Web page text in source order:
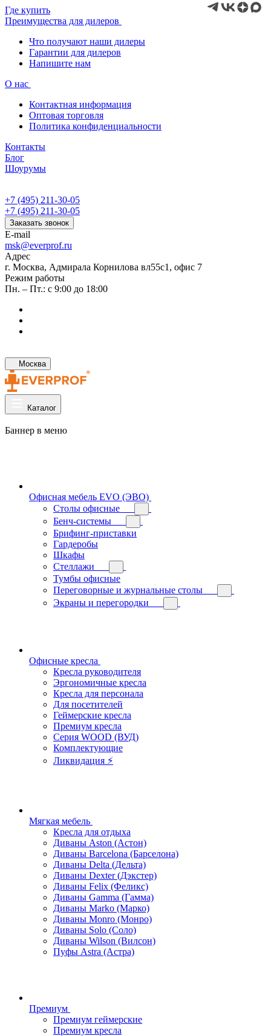
Где купить
Преимущества для дилеров
Что получают наши дилеры
Гарантии для дилеров
Напишите нам
О нас
Контактная информация
Оптовая торговля
Политика конфиденциальности
Контакты
Блог
Шоурумы
+7 (495) 211-30-05
+7 (495) 211-30-05
Заказать звонок
E-mail
msk@everprof.ru
Адрес
г. Москва, Адмирала Корнилова вл55с1, офис 7
Режим работы
Пн. – Пт.: с 9:00 до 18:00
Москва
Каталог
Баннер в меню
Офисная мебель EVO (ЭВО)
Cтолы офисные
Бенч-системы
Брифинг-приставки
Гардеробы
Шкафы
Стеллажи
Тумбы офисные
Переговорные и журнальные столы
Экраны и перегородки
Офисные кресла
Кресла руководителя
Эргономичные кресла
Кресла для персонала
Для посетителей
Геймерские кресла
Премиум кресла
Серия WOOD (ВУД)
Комплектующие
Ликвидация ⚡
Мягкая мебель
Кресла для отдыха
Диваны Aston (Астон)
Диваны Barcelona (Барселона)
Диваны Delta (Дельта)
Диваны Dexter (Дэкстер)
Диваны Felix (Феликс)
Диваны Gamma (Гамма)
Диваны Marko (Марко)
Диваны Monro (Монро)
Диваны Solo (Соло)
Диваны Wilson (Вилсон)
Пуфы Astra (Астра)
Премиум
Премиум геймерские
Премиум кресла